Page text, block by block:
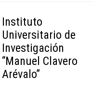
Instituto
Universitario de
Investigación
“Manuel Clavero
Arévalo”